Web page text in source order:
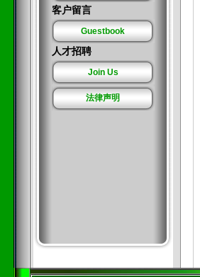
客户留言
Guestbook
人才招聘
Join Us
法律声明